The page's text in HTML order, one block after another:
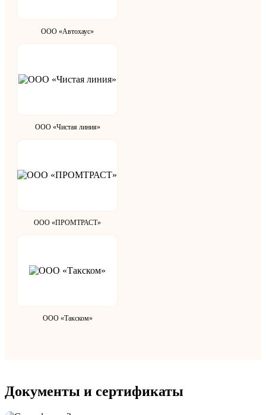
ООО «Автохаус»
ООО «Чистая линия»
ООО «ПРОМТРАСТ»
ООО «Такском»
Документы и сертификаты